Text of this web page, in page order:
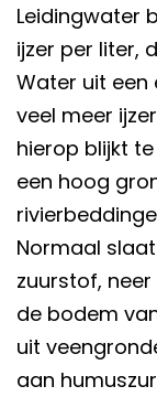
Leidingwater
ijzer per liter,
Water uit een
veel meer
hierop blijkt
een hoog
Normaal
zuurstof,
de bodem
uit
aan